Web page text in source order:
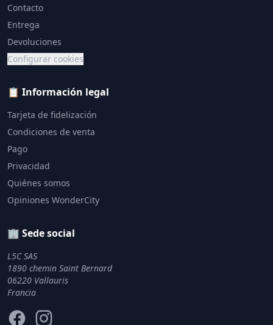
Contacto
Entrega
Devoluciones
Configurar cookies
📋 Información legal
Tarjeta de fidelización
Condiciones de venta
Pago
Privacidad
Quiénes somos
Opiniones WonderCity
🏢 Sede social
L5C SAS
1890 chemin Saint Bernard
06220 Vallauris
Francia
FacebookInstagram